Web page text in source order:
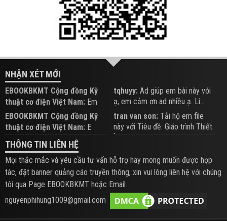
NHẬN XÉT MỚI
EBOOKBKMT Cộng đồng Kỹ
thuật cơ điện Việt Nam: Em
đăng trên Group hỗ trợ nhé
tqhuyy: Ad giúp em bài này với
ạ, em cảm ơn ad nhiều ạ. Li...
EBOOKBKMT Cộng đồng Kỹ
thuật cơ điện Việt Nam: E
xem hỗ trợ trên Group
tran van son: Tải hộ em file
này với Tiêu đề: Giáo trình Thiết
b...
THÔNG TIN LIÊN HỆ
Mọi thắc mắc và yêu cầu tư vấn hỗ trợ hay mong muốn được hợp
tác, đặt banner quảng cáo truyền thông, xin vui lòng liên hệ với chúng
tôi qua Page EBOOKBKMT hoặc Email
nguyenphihung1009@gmail.com